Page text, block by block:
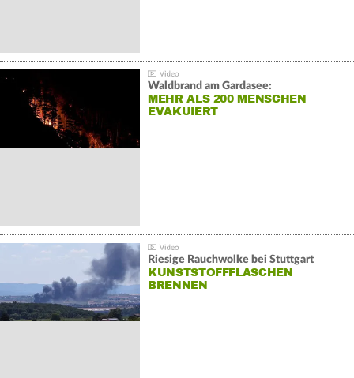
Waldbrand am Gardasee:
MEHR ALS 200 MENSCHEN
EVAKUIERT
Riesige Rauchwolke bei Stuttgart
KUNSTSTOFFFLASCHEN
BRENNEN